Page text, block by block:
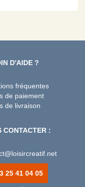
D'AIDE ?
fréquentes
de paiement
de livraison
CONTACTER :
25 41 04 05